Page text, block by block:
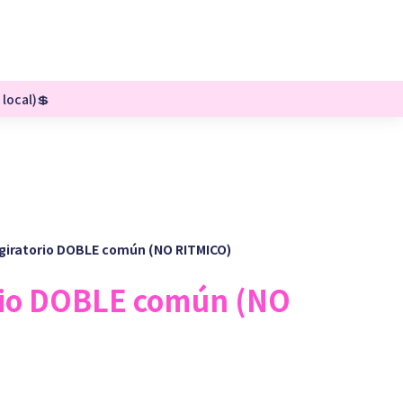
DOBLE común (NO RITMICO)
DOBLE común (NO